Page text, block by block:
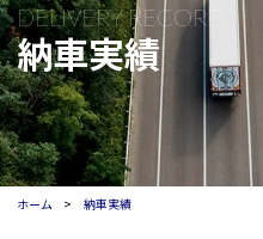
DELIVERY RECORD
納車実績
ホーム 納車実績